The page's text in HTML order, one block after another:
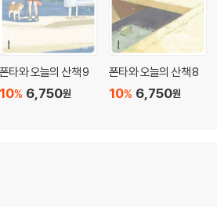
폰타와 오늘의 산책 9
6,750원
10%
폰타와 오늘의 산책 8
6,750원
10%